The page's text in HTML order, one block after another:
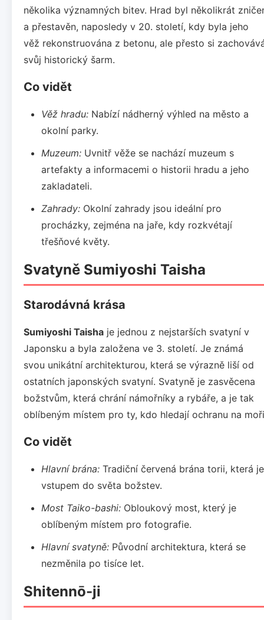
několika významných bitev. Hrad byl několikrát
a přestavěn, naposledy v 20. století, kdy byla jeho
věž rekonstruována z betonu, ale přesto si
svůj historický šarm.
Co vidět
Věž hradu: Nabízí nádherný výhled na město a
okolní parky.
Muzeum: Uvnitř věže se nachází muzeum s
artefakty a informacemi o historii hradu a jeho
zakladateli.
Zahrady: Okolní zahrady jsou ideální pro
procházky, zejména na jaře, kdy rozkvétají
třešňové květy.
Svatyně Sumiyoshi Taisha
Starodávná krása
Sumiyoshi Taisha je jednou z nejstarších svatyní v
Japonsku a byla založena ve 3. století. Je známá
svou unikátní architekturou, která se výrazně liší od
ostatních japonských svatyní. Svatyně je zasvěcena
božstvům, která chrání námořníky a rybáře, a je tak
oblíbeným místem pro ty, kdo hledají ochranu na
Co vidět
Hlavní brána: Tradiční červená brána torii, která je
vstupem do světa božstev.
Most Taiko-bashi: Obloukový most, který je
oblíbeným místem pro fotografie.
Hlavní svatyně: Původní architektura, která se
nezměnila po tisíce let.
Shitennō-ji